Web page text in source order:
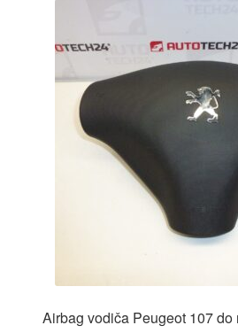
Airbag vodiča Peugeot 107